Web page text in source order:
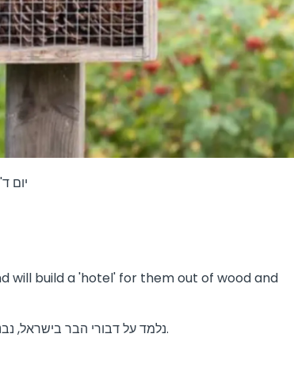
Wednesday 8.10 17:00-19:00 יום ד' 8.10 ט"ז תשרי
will build a 'hotel' for them out of wood and
נלמד על דבורי הבר בישראל, נבנה מעץ ובמבוק בית מלון מפנק לדבורי הבר שלנו.